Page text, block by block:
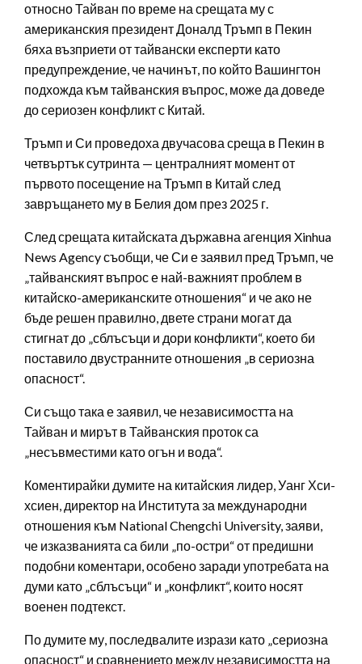
относно Тайван по време на срещата му с
американския президент Доналд Тръмп в Пекин
бяха възприети от тайвански експерти като
предупреждение, че начинът, по който Вашингтон
подхожда към тайванския въпрос, може да доведе
до сериозен конфликт с Китай.
Тръмп и Си проведоха двучасова среща в Пекин в
четвъртък сутринта — централният момент от
първото посещение на Тръмп в Китай след
завръщането му в Белия дом през 2025 г.
След срещата китайската държавна агенция Xinhua
News Agency съобщи, че Си е заявил пред Тръмп, че
„тайванският въпрос е най-важният проблем в
китайско-американските отношения“ и че ако не
бъде решен правилно, двете страни могат да
стигнат до „сблъсъци и дори конфликти“, което би
поставило двустранните отношения „в сериозна
опасност“.
Си също така е заявил, че независимостта на
Тайван и мирът в Тайванския проток са
„несъвместими като огън и вода“.
Коментирайки думите на китайския лидер, Уанг Хси-
хсиен, директор на Института за международни
отношения към National Chengchi University, заяви,
че изказванията са били „по-остри“ от предишни
подобни коментари, особено заради употребата на
думи като „сблъсъци“ и „конфликт“, които носят
военен подтекст.
По думите му, последвалите изрази като „сериозна
опасност“ и сравнението между независимостта на